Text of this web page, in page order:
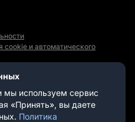
cookie и автоматического
сетях:
мы используем сервис
«Принять», вы даете
Политика